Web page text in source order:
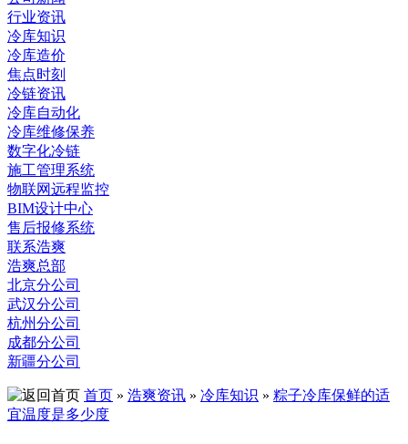
行业资讯
冷库知识
冷库造价
焦点时刻
冷链资讯
冷库自动化
冷库维修保养
数字化冷链
施工管理系统
物联网远程监控
BIM设计中心
售后报修系统
联系浩爽
浩爽总部
北京分公司
武汉分公司
杭州分公司
成都分公司
新疆分公司
首页 » 浩爽资讯 » 冷库知识 » 粽子冷库保鲜的适
宜温度是多少度